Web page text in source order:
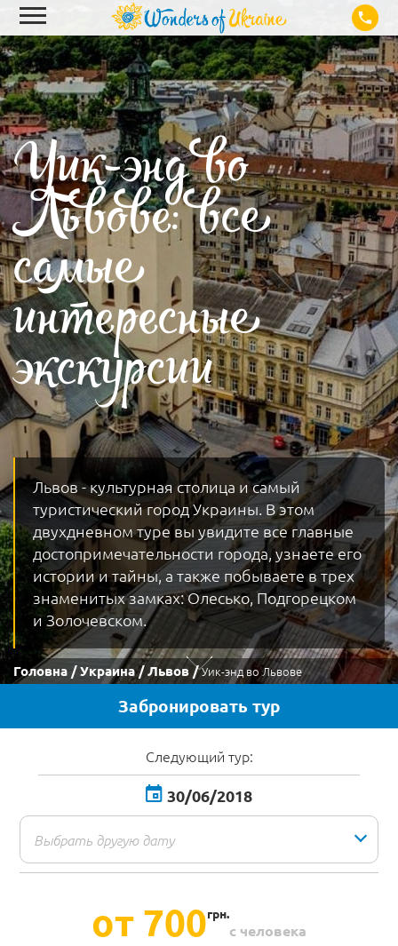
Уик-энд во
Львове: все
самые
интересные
экскурсии
Львов - культурная столица и самый
туристический город Украины. В этом
двухдневном туре вы увидите все главные
достопримечательности города, узнаете его
истории и тайны, а также побываете в трех
знаменитых замках: Олесько, Подгорецком
и Золочевском.
Головна Украина Львов Уик-энд во Львове
Забронировать тур
Следующий тур:
30/06/2018
от 700грн.
с человека